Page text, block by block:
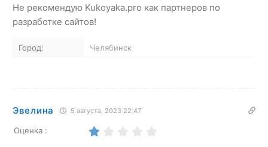
Не рекомендую Kukoyaka.pro как партнеров по
разработке сайтов!
Город: Челябинск
Эвелина 5 августа, 2023 22:47
Оценка :